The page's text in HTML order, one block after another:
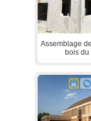
Assemblage
bois du